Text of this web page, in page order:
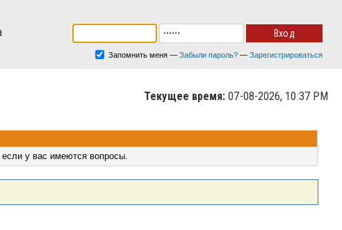
Запомнить меня — Забыли пароль? — Зарегистрироваться
Текущее время: 07-08-2026, 10:37 PM
у вас имеются вопросы.